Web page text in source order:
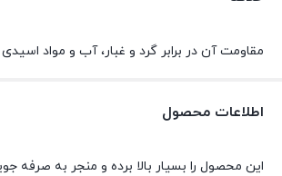
مقاومت آن در برابر گرد و غبار، آب و مواد
اطلاعات محصول
این محصول را بسیار بالا برده و منجر به صرفه